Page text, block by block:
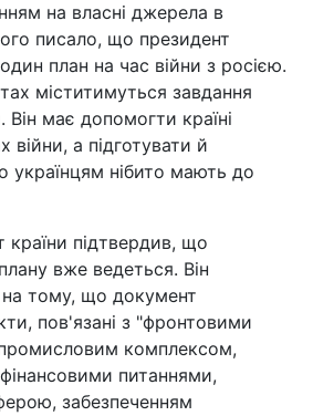
на власні джерела в
писало, що президент
план на час війни з росією.
міститимуться завдання
Він має допомогти країні
війни, а підготувати й
українцям нібито мають до
країни підтвердив, що
вже ведеться. Він
на тому, що документ
пов'язані з "фронтовими
комплексом,
питаннями,
забезпеченням